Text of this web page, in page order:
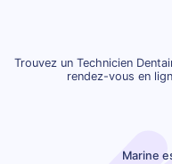
Trouvez un Technicien
rendez-vous en
Marine